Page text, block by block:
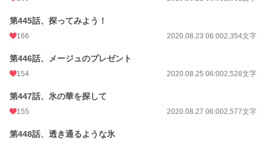
第445話、探ってみよう！
166 2020.08.23 06:002,354文字
第446話、メージュのプレゼント
154 2020.08.25 06:002,528文字
第447話、氷の華を探して
155 2020.08.27 06:002,577文字
第448話、透き通るような氷